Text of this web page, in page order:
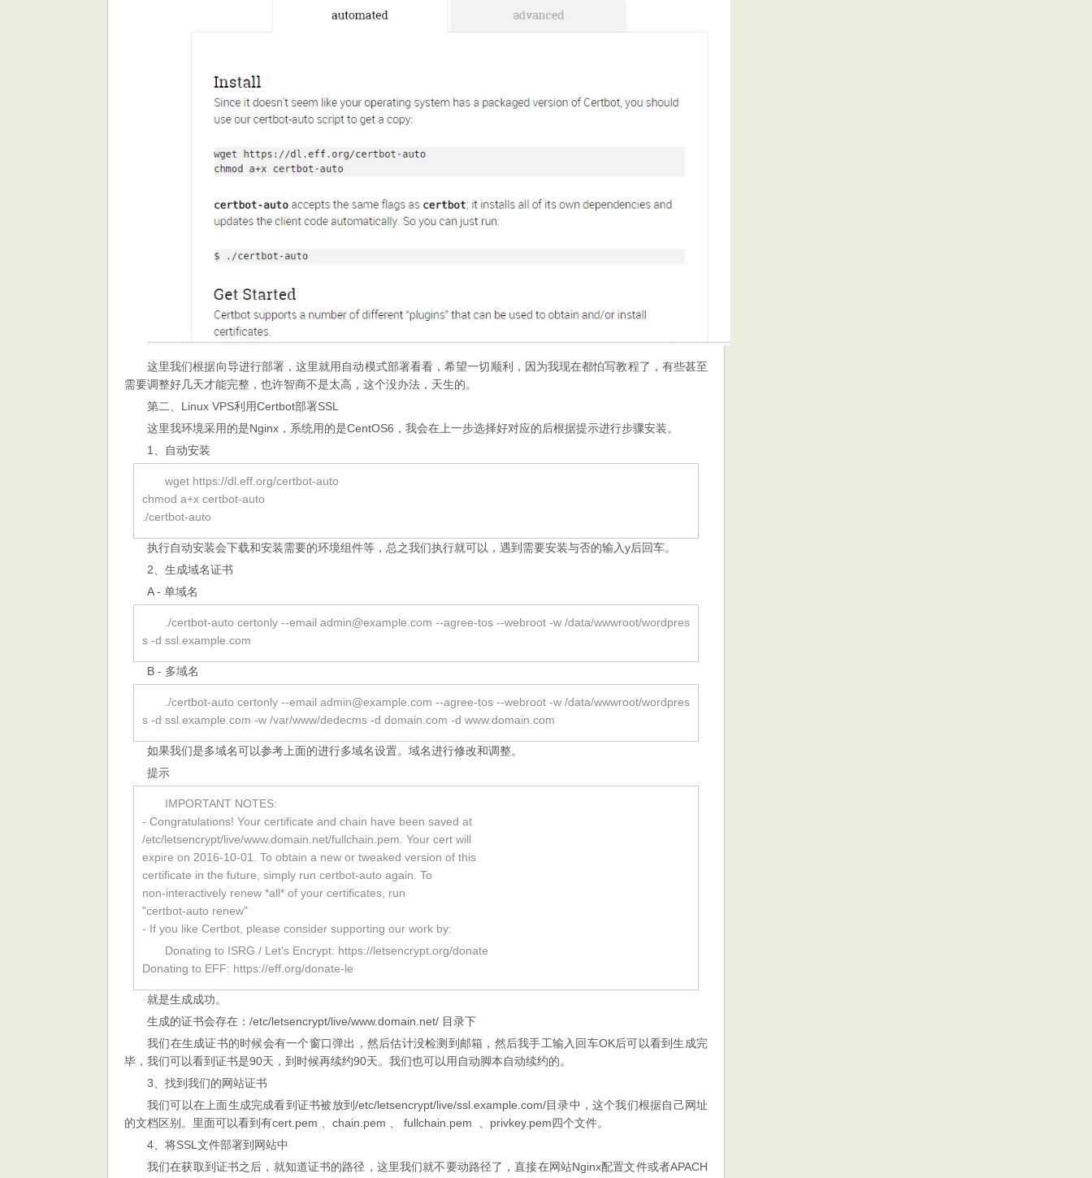
这里我们根据向导进行部署，这里就用自动模式部署看看，希望一切顺利，因为我现在都怕写教程了，有些甚至
需要调整好几天才能完整，也许智商不是太高，这个没办法，天生的。
第二、Linux VPS利用Certbot部署SSL
这里我环境采用的是Nginx，系统用的是CentOS6，我会在上一步选择好对应的后根据提示进行步骤安装。
1、自动安装
wget https://dl.eff.org/certbot-auto
chmod a+x certbot-auto
./certbot-auto
执行自动安装会下载和安装需要的环境组件等，总之我们执行就可以，遇到需要安装与否的输入y后回车。
2、生成域名证书
A - 单域名
./certbot-auto certonly --email admin@example.com --agree-tos --webroot -w /data/wwwroot/wordpres
s -d ssl.example.com
B - 多域名
./certbot-auto certonly --email admin@example.com --agree-tos --webroot -w /data/wwwroot/wordpres
s -d ssl.example.com -w /var/www/dedecms -d domain.com -d www.domain.com
如果我们是多域名可以参考上面的进行多域名设置。域名进行修改和调整。
提示
IMPORTANT NOTES:
- Congratulations! Your certificate and chain have been saved at
/etc/letsencrypt/live/www.domain.net/fullchain.pem. Your cert will
expire on 2016-10-01. To obtain a new or tweaked version of this
certificate in the future, simply run certbot-auto again. To
non-interactively renew *all* of your certificates, run
"certbot-auto renew"
- If you like Certbot, please consider supporting our work by:
Donating to ISRG / Let's Encrypt: https://letsencrypt.org/donate
Donating to EFF: https://eff.org/donate-le
就是生成成功。
生成的证书会存在：/etc/letsencrypt/live/www.domain.net/ 目录下
我们在生成证书的时候会有一个窗口弹出，然后估计没检测到邮箱，然后我手工输入回车OK后可以看到生成完
毕，我们可以看到证书是90天，到时候再续约90天。我们也可以用自动脚本自动续约的。
3、找到我们的网站证书
我们可以在上面生成完成看到证书被放到/etc/letsencrypt/live/ssl.example.com/目录中，这个我们根据自己网址
的文档区别。里面可以看到有cert.pem 、chain.pem 、 fullchain.pem 、privkey.pem四个文件。
4、将SSL文件部署到网站中
我们在获取到证书之后，就知道证书的路径，这里我们就不要动路径了，直接在网站Nginx配置文件或者APACH